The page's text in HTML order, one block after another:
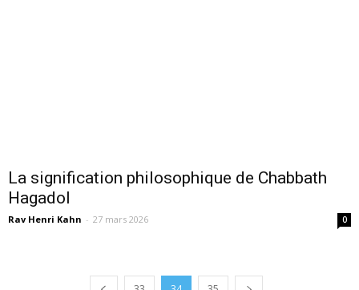
La signification philosophique de Chabbath
Hagadol
Rav Henri Kahn - 27 mars 2026 0